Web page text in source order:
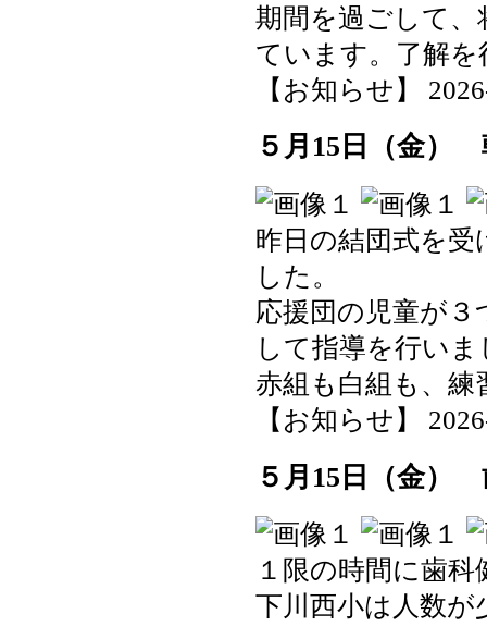
期間を過ごして
ています。了解を
【お知らせ】
５月15日（金）
昨日の結団式を
した。
応援団の児童が
して指導を行いま
赤組も白組も、
【お知らせ】
５月15日（金）
１限の時間に歯
下川西小は人数が